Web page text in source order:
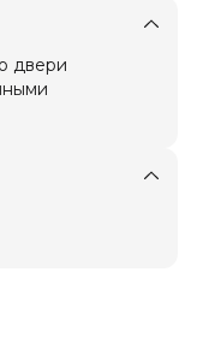
двери